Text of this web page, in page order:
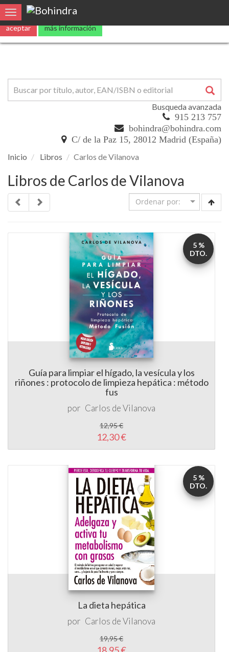
Utilizamoscookies propias y de terceros para mejorar nuestros
aceptar más información
Toggle navigation
Busqueda avanzada
915 213 757
bohindra@bohindra.com
C/ de la Paz 15, 28012 Madrid (España)
Libros Carlos de Vilanova
Libros de Carlos de Vilanova
Guía para limpiar el hígado, la vesícula y los
riñones : protocolo de limpieza hepática : método
fus
Carlos de Vilanova
12,95 €
12,30 €
DTO.
La dieta hepática
por Carlos de Vilanova
19,95 €
18,95 €
DTO.